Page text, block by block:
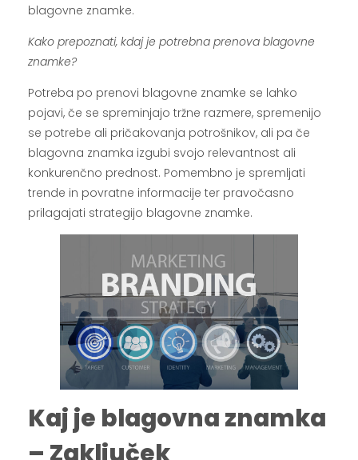
blagovne znamke.
Kako prepoznati, kdaj je potrebna prenova blagovne
znamke?
Potreba po prenovi blagovne znamke se lahko
pojavi, če se spreminjajo tržne razmere, spremenijo
se potrebe ali pričakovanja potrošnikov, ali pa če
blagovna znamka izgubi svojo relevantnost ali
konkurenčno prednost. Pomembno je spremljati
trende in povratne informacije ter pravočasno
prilagajati strategijo blagovne znamke.
Kaj je blagovna znamka
– Zaključek